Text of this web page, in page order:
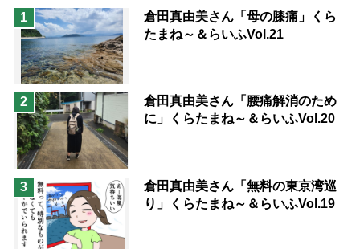
息子の遠距離介護サバイバル術
兄がボケました
便利なサービス
予防法
1
倉田真由美さん「母の膝痛」くら
たまね～＆らいふVol.21
2
倉田真由美さん「腰痛解消のため
に」くらたまね～＆らいふVol.20
3
倉田真由美さん「無料の東京湾巡
り」くらたまね～＆らいふVol.19